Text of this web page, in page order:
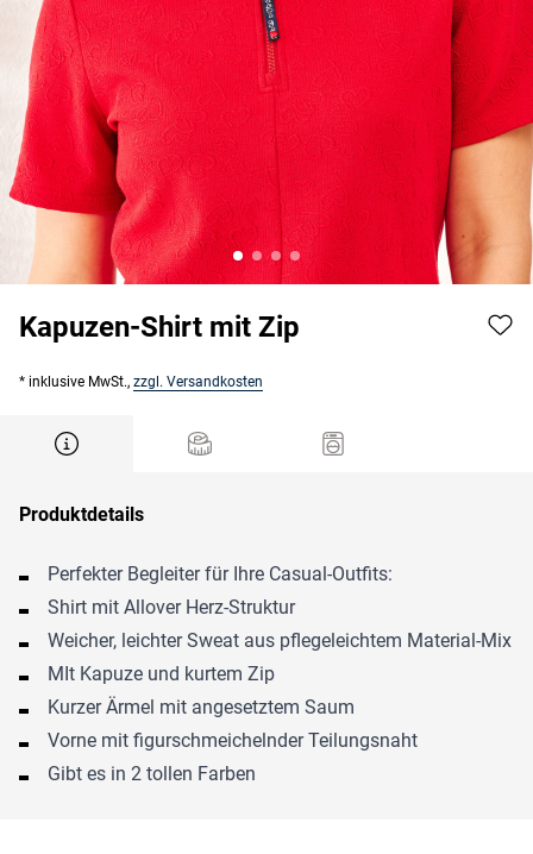
Kapuzen-Shirt mit Zip
* inklusive MwSt., zzgl. Versandkosten
Produktdetails
Perfekter Begleiter für Ihre Casual-Outfits:
Shirt mit Allover Herz-Struktur
Weicher, leichter Sweat aus pflegeleichtem Material-Mix
MIt Kapuze und kurtem Zip
Kurzer Ärmel mit angesetztem Saum
Vorne mit figurschmeichelnder Teilungsnaht
Gibt es in 2 tollen Farben